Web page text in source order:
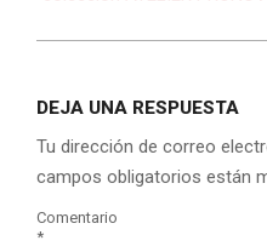
DEJA UNA RESPUESTA
Tu dirección de correo
campos obligatorios están
Comentario
*